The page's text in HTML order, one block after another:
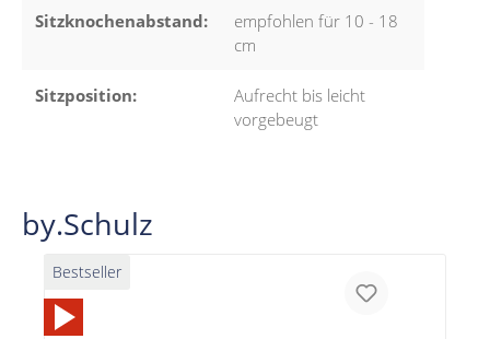
Sitzknochenabstand:
empfohlen für 10 - 18
cm
Sitzposition:
Aufrecht bis leicht
vorgebeugt
by.Schulz
Bestseller